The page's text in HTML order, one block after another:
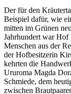
Der für den
Beispiel dafür, wie
mitten im Grünen
Jahrhundert war
Menschen aus der
der Hofbesitzerin
kehrten die
Ururoma Magda
Schmiede, dem
zwischen